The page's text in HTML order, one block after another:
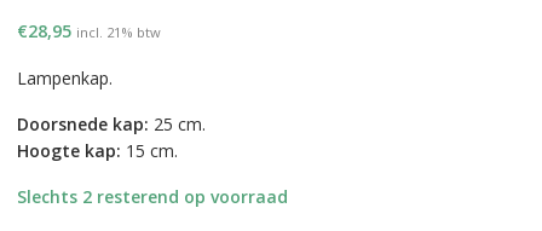
€28,95 incl. 21% btw
Lampenkap.
Doorsnede kap: 25 cm.
Hoogte kap: 15 cm.
Slechts 2 resterend op voorraad